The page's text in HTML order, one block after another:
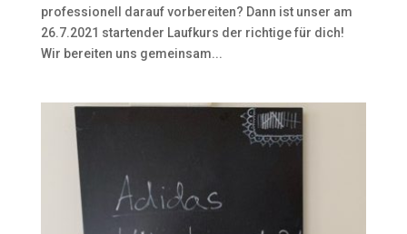
professionell darauf vorbereiten? Dann ist unser am
26.7.2021 startender Laufkurs der richtige für dich!
Wir bereiten uns gemeinsam...